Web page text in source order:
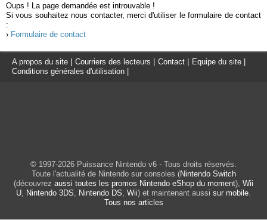
Oups ! La page demandée est introuvable !
Si vous souhaitez nous contacter, merci d'utiliser le formulaire de contact
:
› Formulaire de contact
A propos du site Courriers des lecteurs Contact Equipe du site
Conditions générales d'utilisation
© 1997-2026 Puissance Nintendo v6 - Tous droits réservés.
Toute l'actualité de Nintendo sur consoles (Nintendo Switch
(découvrez aussi toutes les promos Nintendo eShop du moment), Wii
U
Nintendo 3DS Nintendo DS Wii) et maintenant aussi sur mobile
Tous nos articles